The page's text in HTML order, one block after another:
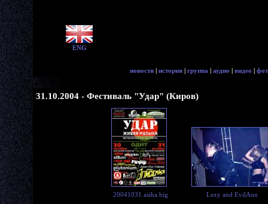
ENG
новости | история | группа | аудио | видео |
31.10.2004 - Фестиваль "Удар" (Киров)
20041031 asiha big Lexy and EvilAnn